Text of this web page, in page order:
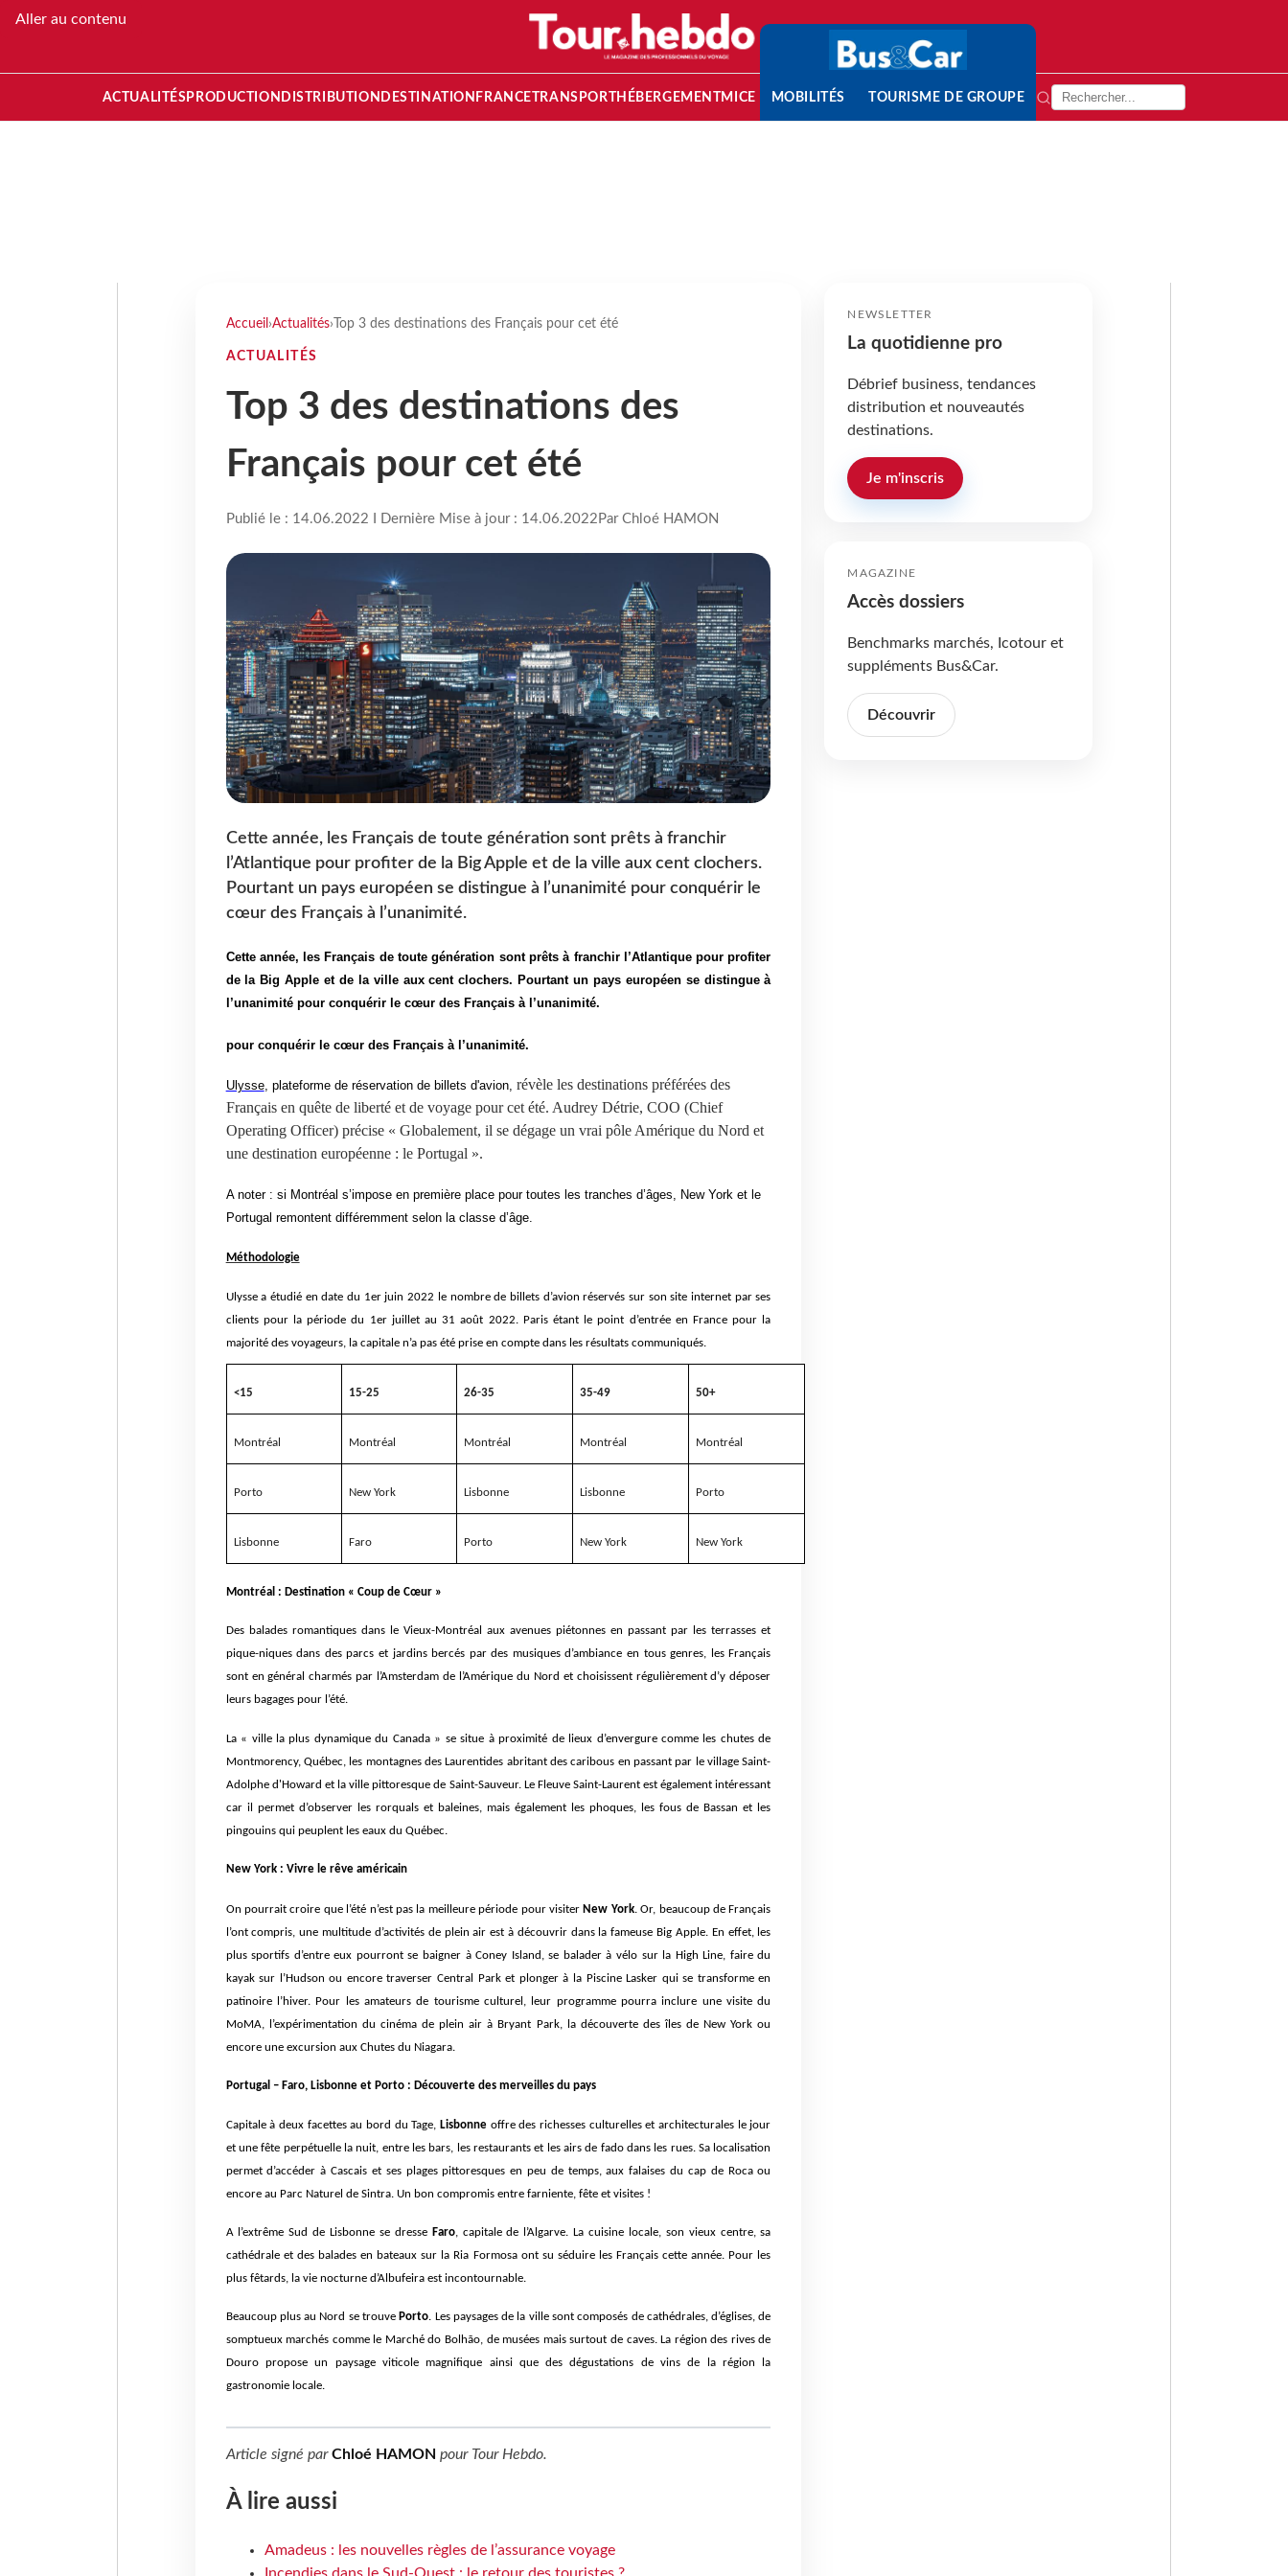
Aller au contenu
ACTUALITÉS PRODUCTION DISTRIBUTION DESTINATION FRANCETRANSPORT HÉBERGEMENTMICE MOBILITÉS TOURISME DE GROUPE
Accueil ›Actualités› Top 3 des destinations des Français pour cet été
ACTUALITÉS
Top 3 des destinations des
Français pour cet été
Publié le : 14.06.2022 I Dernière Mise à jour : 14.06.2022 Par Chloé HAMON
Cette année, les Français de toute génération sont prêts à franchir
l’Atlantique pour profiter de la Big Apple et de la ville aux cent clochers.
Pourtant un pays européen se distingue à l’unanimité pour conquérir le
cœur des Français à l’unanimité.
Cette année, les Français de toute génération sont prêts à franchir l’Atlantique pour profiter
de la Big Apple et de la ville aux cent clochers. Pourtant un pays européen se distingue à
l’unanimité pour conquérir le cœur des Français à l’unanimité.
pour conquérir le cœur des Français à l’unanimité.
Ulysse, plateforme de réservation de billets d'avion, révèle les destinations préférées des
Français en quête de liberté et de voyage pour cet été. Audrey Détrie, COO (Chief
Operating Officer) précise « Globalement, il se dégage un vrai pôle Amérique du Nord et
une destination européenne : le Portugal ».
A noter : si Montréal s’impose en première place pour toutes les tranches d’âges, New York et le
Portugal remontent différemment selon la classe d’âge.
Méthodologie
Ulysse a étudié en date du 1er juin 2022 le nombre de billets d’avion réservés sur son site internet par ses
clients pour la période du 1er juillet au 31 août 2022. Paris étant le point d’entrée en France pour la
majorité des voyageurs, la capitale n’a pas été prise en compte dans les résultats communiqués.
<15 15-25 26-35 35-49 50+
Montréal Montréal Montréal Montréal Montréal
Porto New York Lisbonne Lisbonne Porto
Lisbonne Faro Porto New York New York
Montréal : Destination « Coup de Cœur »
Des balades romantiques dans le Vieux-Montréal aux avenues piétonnes en passant par les terrasses et
pique-niques dans des parcs et jardins bercés par des musiques d’ambiance en tous genres, les Français
sont en général charmés par l’Amsterdam de l’Amérique du Nord et choisissent régulièrement d’y déposer
leurs bagages pour l’été.
La « ville la plus dynamique du Canada » se situe à proximité de lieux d’envergure comme les chutes de
Montmorency, Québec, les montagnes des Laurentides abritant des caribous en passant par le village Saint-
Adolphe d'Howard et la ville pittoresque de Saint-Sauveur. Le Fleuve Saint-Laurent est également intéressant
car il permet d’observer les rorquals et baleines, mais également les phoques, les fous de Bassan et les
pingouins qui peuplent les eaux du Québec.
New York : Vivre le rêve américain
On pourrait croire que l’été n’est pas la meilleure période pour visiter New York. Or, beaucoup de Français
l’ont compris, une multitude d’activités de plein air est à découvrir dans la fameuse Big Apple. En effet, les
plus sportifs d’entre eux pourront se baigner à Coney Island, se balader à vélo sur la High Line, faire du
kayak sur l’Hudson ou encore traverser Central Park et plonger à la Piscine Lasker qui se transforme en
patinoire l’hiver. Pour les amateurs de tourisme culturel, leur programme pourra inclure une visite du
MoMA, l’expérimentation du cinéma de plein air à Bryant Park, la découverte des îles de New York ou
encore une excursion aux Chutes du Niagara.
Portugal – Faro, Lisbonne et Porto : Découverte des merveilles du pays
Capitale à deux facettes au bord du Tage, Lisbonne offre des richesses culturelles et architecturales le jour
et une fête perpétuelle la nuit, entre les bars, les restaurants et les airs de fado dans les rues. Sa localisation
permet d’accéder à Cascais et ses plages pittoresques en peu de temps, aux falaises du cap de Roca ou
encore au Parc Naturel de Sintra. Un bon compromis entre farniente, fête et visites !
A l’extrême Sud de Lisbonne se dresse Faro, capitale de l’Algarve. La cuisine locale, son vieux centre, sa
cathédrale et des balades en bateaux sur la Ria Formosa ont su séduire les Français cette année. Pour les
plus fêtards, la vie nocturne d’Albufeira est incontournable.
Beaucoup plus au Nord se trouve Porto. Les paysages de la ville sont composés de cathédrales, d’églises, de
somptueux marchés comme le Marché do Bolhão, de musées mais surtout de caves. La région des rives de
Douro propose un paysage viticole magnifique ainsi que des dégustations de vins de la région la
gastronomie locale.
Article signé parChloé HAMON pour Tour Hebdo.
À lire aussi
Amadeus : les nouvelles règles de l’assurance voyage
NEWSLETTER
La quotidienne pro
Débrief business, tendances
distribution et nouveautés
destinations.
Je m'inscris
MAGAZINE
Accès dossiers
Benchmarks marchés, Icotour et
suppléments Bus&Car.
Découvrir